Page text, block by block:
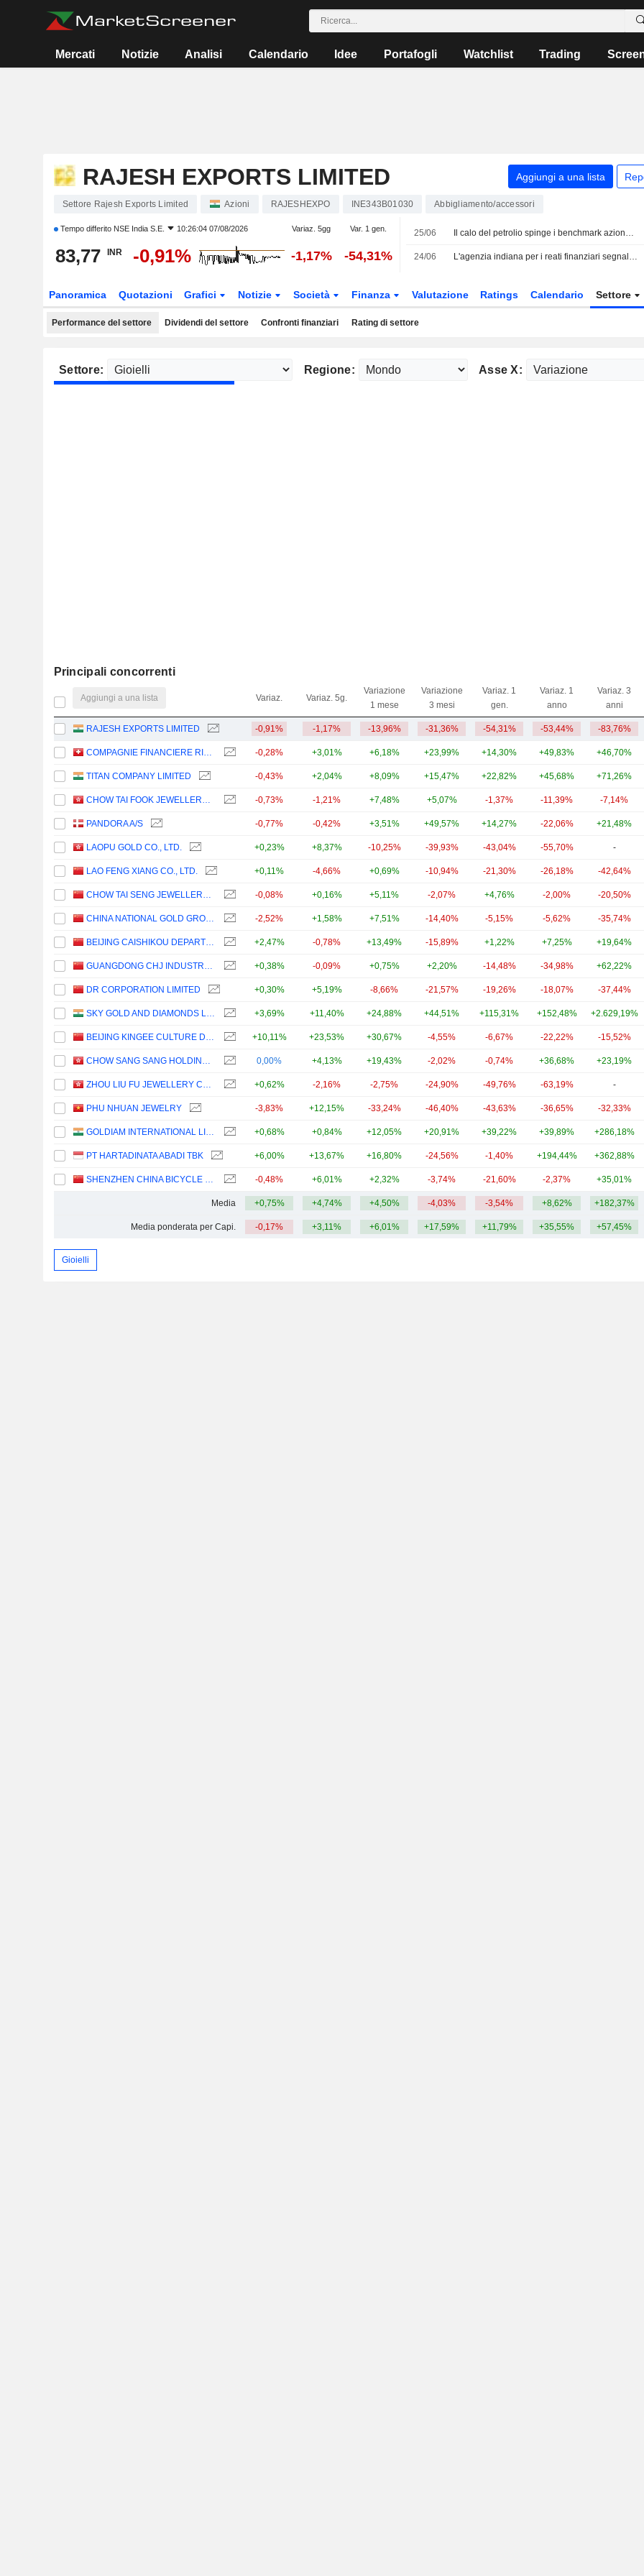
Mercati Notizie Analisi Calendario Idee Portafogli Watchlist Trading
RAJESH EXPORTS LIMITED Aggiungi a una lista
Settore Rajesh Exports Limited Azioni RAJESHEXPO INE343B01030 Abbigliamento/accessori
Tempo differito NSE India S.E. 10:26:04 07/08/2026 Variaz. 5gg Var. 1 gen.
83,77 INR -0,91% -1,17% -54,31%
25/06 Il calo del petrolio spinge i benchmark azionari dell'India alla serie di rialzi settimanali più lunga degli ultimi 7 mesi
24/06 L'agenzia indiana per i reati finanziari segnala violazioni valutarie e registri mancanti presso Rajesh Exports
Panoramica Quotazioni Grafici Notizie Società Finanza Valutazione Ratings Calendario Settore
Performance del settore Dividendi del settore Confronti finanziari Rating di settore
Settore: Regione: Asse X:
Principali concorrenti
Aggiungi a una lista Variaz. Variaz. 5g.
Variazione
1 mese
Variazione
3 mesi
Variaz. 1
gen.
Variaz. 1
anno
Variaz. 3
anni
RAJESH EXPORTS LIMITED -0,91% -1,17% -13,96% -31,36% -54,31% -53,44% -83,76%
COMPAGNIE FINANCIERE RICHEMONT -0,28% +3,01% +6,18% +23,99% +14,30% +49,83% +46,70%
TITAN COMPANY LIMITED -0,43% +2,04% +8,09% +15,47% +22,82% +45,68% +71,26%
CHOW TAI FOOK JEWELLERY GROUP LIMITED -0,73% -1,21% +7,48% +5,07% -1,37% -11,39% -7,14%
PANDORA A/S -0,77% -0,42% +3,51% +49,57% +14,27% -22,06% +21,48%
LAOPU GOLD CO., LTD. +0,23% +8,37% -10,25% -39,93% -43,04% -55,70% -
LAO FENG XIANG CO., LTD. +0,11% -4,66% +0,69% -10,94% -21,30% -26,18% -42,64%
CHOW TAI SENG JEWELLERY CO., LTD. -0,08% +0,16% +5,11% -2,07% +4,76% -2,00% -20,50%
CHINA NATIONAL GOLD GROUP GOLD JEWELLERY CO.,LTD. -2,52% +1,58% +7,51% -14,40% -5,15% -5,62% -35,74%
BEIJING CAISHIKOU DEPARTMENT STORE CO.,LTD. +2,47% -0,78% +13,49% -15,89% +1,22% +7,25% +19,64%
GUANGDONG CHJ INDUSTRY CO.,LTD. +0,38% -0,09% +0,75% +2,20% -14,48% -34,98% +62,22%
DR CORPORATION LIMITED +0,30% +5,19% -8,66% -21,57% -19,26% -18,07% -37,44%
SKY GOLD AND DIAMONDS LIMITED +3,69% +11,40% +24,88% +44,51% +115,31% +152,48% +2.629,19%
BEIJING KINGEE CULTURE DEVELOPMENT CO., LTD. +10,11% +23,53% +30,67% -4,55% -6,67% -22,22% -15,52%
CHOW SANG SANG HOLDINGS INTERNATIONAL LIMITED 0,00% +4,13% +19,43% -2,02% -0,74% +36,68% +23,19%
ZHOU LIU FU JEWELLERY CO., LTD. +0,62% -2,16% -2,75% -24,90% -49,76% -63,19% -
PHU NHUAN JEWELRY -3,83% +12,15% -33,24% -46,40% -43,63% -36,65% -32,33%
GOLDIAM INTERNATIONAL LIMITED +0,68% +0,84% +12,05% +20,91% +39,22% +39,89% +286,18%
PT HARTADINATA ABADI TBK +6,00% +13,67% +16,80% -24,56% -1,40% +194,44% +362,88%
SHENZHEN CHINA BICYCLE COMPANY (HOLDINGS) LIMITED -0,48% +6,01% +2,32% -3,74% -21,60% -2,37% +35,01%
Media +0,75% +4,74% +4,50% -4,03% -3,54% +8,62% +182,37%
Media ponderata per Capi. -0,17% +3,11% +6,01% +17,59% +11,79% +35,55% +57,45%
Gioielli